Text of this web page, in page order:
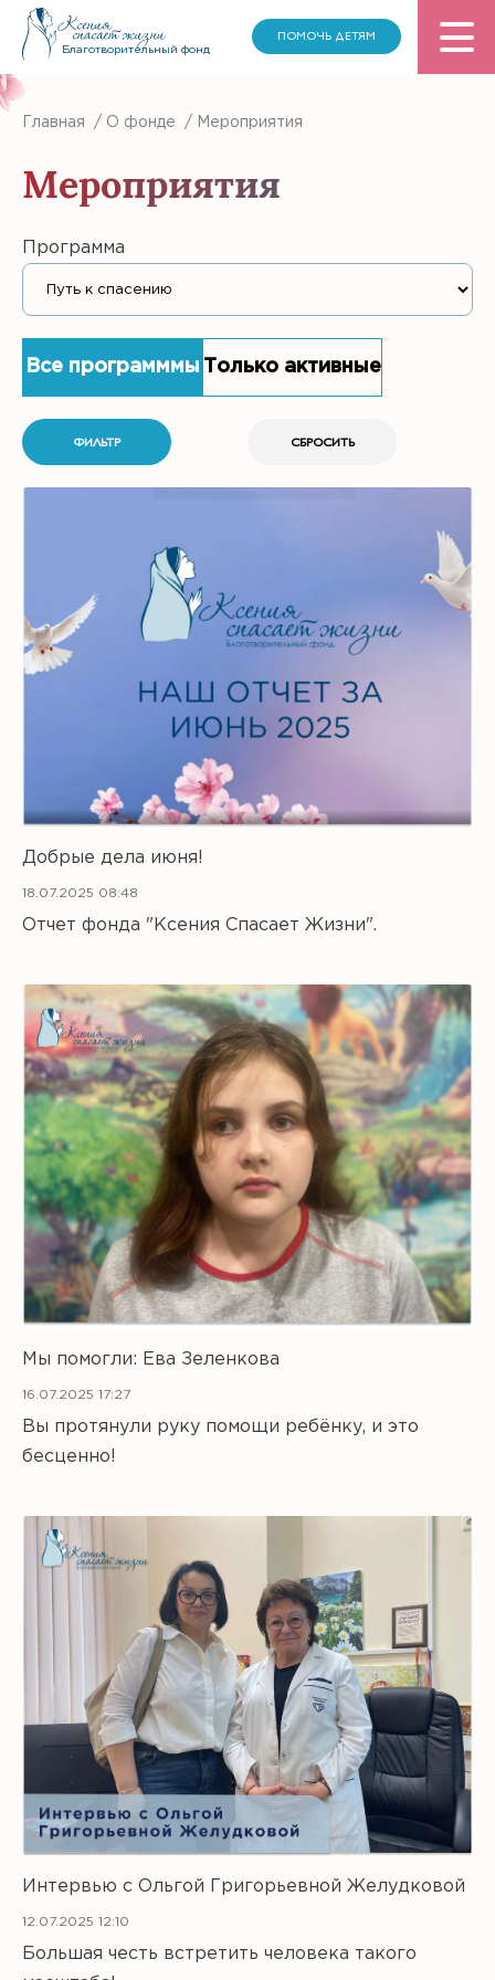
Благотворительный фонд
ПОМОЧЬ ДЕТЯМ
Главная / О фонде / Мероприятия
Мероприятия
Программа
Все программмы Только активные
Добрые дела июня!
18.07.2025 08:48
Отчет фонда "Ксения Спасает Жизни".
Мы помогли: Ева Зеленкова
16.07.2025 17:27
Вы протянули руку помощи ребёнку, и это
бесценно!
Интервью с Ольгой Григорьевной Желудковой
12.07.2025 12:10
Большая честь встретить человека такого